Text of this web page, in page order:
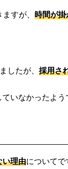
すが、 時間が
したが、 採用さ
いなかったよう
い理由についてで